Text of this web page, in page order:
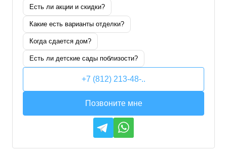
Есть ли акции и скидки?
Какие есть варианты отделки?
Когда сдается дом?
Есть ли детские сады поблизости?
+7 (812) 213-48-..
Позвоните мне